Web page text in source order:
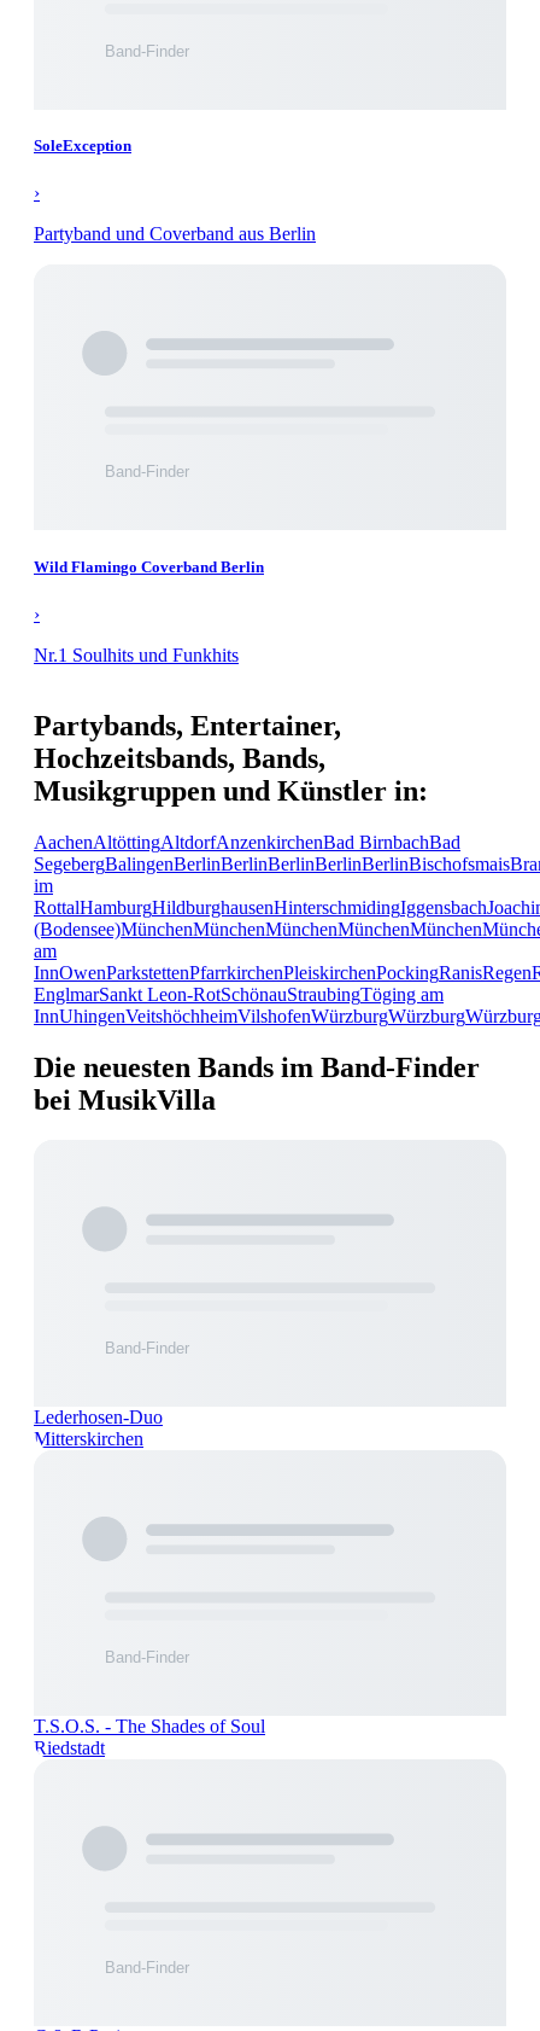
SoleException
›
Partyband und Coverband aus Berlin
Wild Flamingo Coverband Berlin
›
Nr.1 Soulhits und Funkhits
Partybands, Entertainer,
Hochzeitsbands, Bands,
Musikgruppen und Künstler in:
AachenAltöttingAltdorfAnzenkirchenBad BirnbachBad
SegebergBalingenBerlinBerlinBerlinBerlinBerlinBischofsmais
im
RottalHamburgHildburghausenHinterschmidingIggensbach
(Bodensee)MünchenMünchenMünchenMünchenMünchen
am
InnOwenParkstettenPfarrkirchenPleiskirchenPockingRanisRegen
EnglmarSankt Leon-RotSchönauStraubingTöging am
InnUhingenVeitshöchheimVilshofenWürzburgWürzburg
Die neuesten Bands im Band-Finder
bei MusikVilla
Lederhosen-Duo
Mitterskirchen
T.S.O.S. - The Shades of Soul
Riedstadt